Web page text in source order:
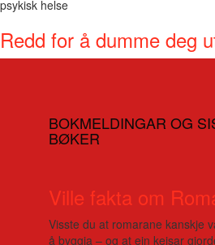
psykisk helse
Redd for å dumme deg
BOKMELDINGAR OG
BØKER
Ville fakta om
Visste du at romarane kanskje
å byggja – og at ein keisar